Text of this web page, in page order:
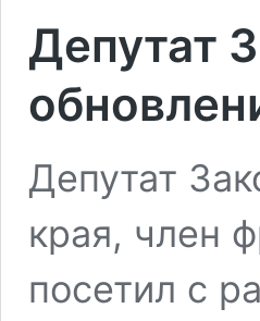
Депутат
Депутат
края, член
посетил с